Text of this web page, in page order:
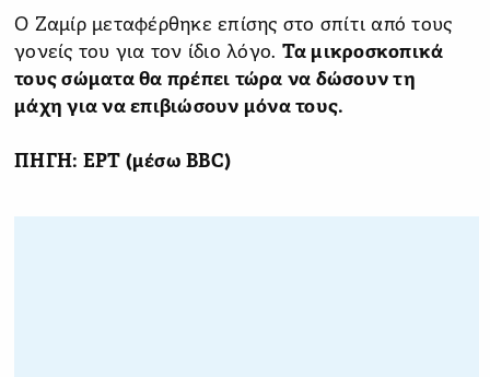
Ο Ζαμίρ μεταφέρθηκε επίσης στο σπίτι από τους
γονείς του για τον ίδιο λόγο. Τα μικροσκοπικά
τους σώματα θα πρέπει τώρα να δώσουν τη
μάχη για να επιβιώσουν μόνα τους.
ΠΗΓΗ: ΕΡΤ (μέσω BBC)